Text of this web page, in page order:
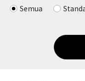
Semua